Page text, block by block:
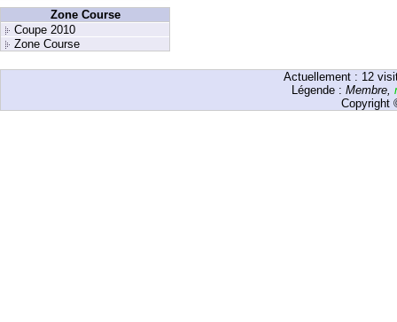
Zone Course
Coupe 2010
Zone Course
Actuellement : 12
Légende : Membre,
Copyright